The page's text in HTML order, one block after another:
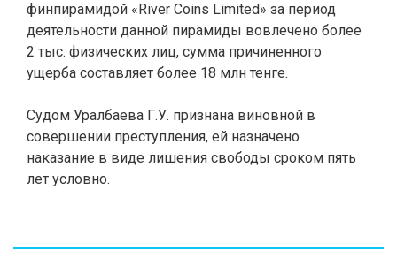
финпирамидой «River Coins Limited» за период
деятельности данной пирамиды вовлечено более
2 тыс. физических лиц, сумма причиненного
ущерба составляет более 18 млн тенге.
Судом Уралбаева Г.У. признана виновной в
совершении преступления, ей назначено
наказание в виде лишения свободы сроком пять
лет условно.